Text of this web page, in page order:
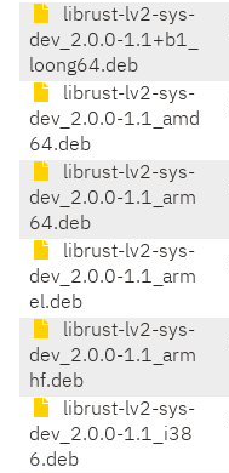
librust-lv2-sys-
dev_2.0.0-1.1+b1_
loong64.deb
librust-lv2-sys-
dev_2.0.0-1.1_amd
64.deb
librust-lv2-sys-
dev_2.0.0-1.1_arm
64.deb
librust-lv2-sys-
dev_2.0.0-1.1_arm
el.deb
librust-lv2-sys-
dev_2.0.0-1.1_arm
hf.deb
librust-lv2-sys-
dev_2.0.0-1.1_i38
6.deb